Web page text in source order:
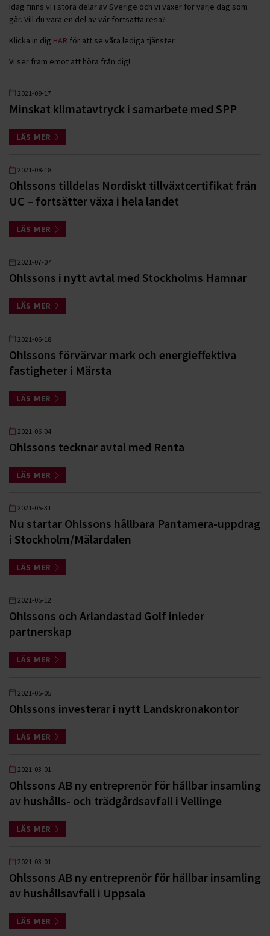
Idag finns vi i stora delar av Sverige och vi växer för varje dag som
går. Vill du vara en del av vår fortsatta resa?
Klicka in dig HÄR för att se våra lediga tjänster.
Vi ser fram emot att höra från dig!
2021-09-17
Minskat klimatavtryck i samarbete med SPP
LÄS MER
2021-08-18
Ohlssons tilldelas Nordiskt tillväxtcertifikat från
UC – fortsätter växa i hela landet
LÄS MER
2021-07-07
Ohlssons i nytt avtal med Stockholms Hamnar
LÄS MER
2021-06-18
Ohlssons förvärvar mark och energieffektiva
fastigheter i Märsta
LÄS MER
2021-06-04
Ohlssons tecknar avtal med Renta
LÄS MER
2021-05-31
Nu startar Ohlssons hållbara Pantamera-uppdrag
i Stockholm/Mälardalen
LÄS MER
2021-05-12
Ohlssons och Arlandastad Golf inleder
partnerskap
LÄS MER
2021-05-05
Ohlssons investerar i nytt Landskronakontor
LÄS MER
2021-03-01
Ohlssons AB ny entreprenör för hållbar insamling
av hushålls- och trädgårdsavfall i Vellinge
LÄS MER
2021-03-01
Ohlssons AB ny entreprenör för hållbar insamling
av hushållsavfall i Uppsala
LÄS MER